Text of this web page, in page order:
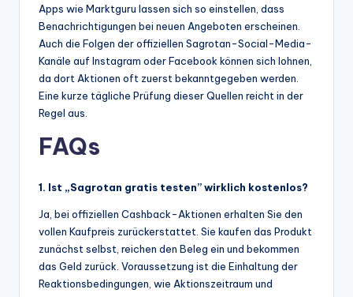
Apps wie Marktguru lassen sich so einstellen, dass
Benachrichtigungen bei neuen Angeboten erscheinen.
Auch die Folgen der offiziellen Sagrotan-Social-Media-
Kanäle auf Instagram oder Facebook können sich lohnen,
da dort Aktionen oft zuerst bekanntgegeben werden.
Eine kurze tägliche Prüfung dieser Quellen reicht in der
Regel aus.
FAQs
1. Ist „Sagrotan gratis testen” wirklich kostenlos?
Ja, bei offiziellen Cashback-Aktionen erhalten Sie den
vollen Kaufpreis zurückerstattet. Sie kaufen das Produkt
zunächst selbst, reichen den Beleg ein und bekommen
das Geld zurück. Voraussetzung ist die Einhaltung der
Reaktionsbedingungen, wie Aktionszeitraum und